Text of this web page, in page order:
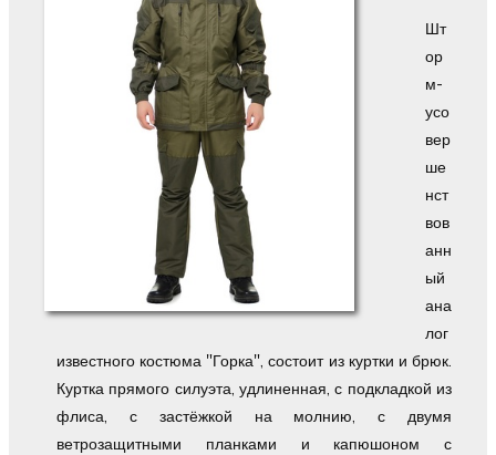
Шт
ор
м-
усо
вер
ше
нст
вов
анн
ый
ана
лог
известного костюма "Горка", состоит из куртки и брюк.
Куртка прямого силуэта, удлиненная, с подкладкой из
флиса, с застёжкой на молнию, с двумя
ветрозащитными планками и капюшоном с